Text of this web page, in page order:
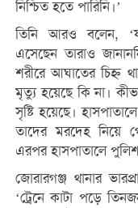
নিশ্চিত হতে পারিনি।’
তিনি আরও বলেন,
এসেছেন তারাও
শরীরে আঘাতের চিহ্ন
মৃত্যু হয়েছে কি না।
সৃষ্টি হয়েছে।
তাদের মরদেহ নিয়ে
এরপর হাসপাতালে
জোরারগঞ্জ থানার
‘ট্রেনে কাটা পড়ে